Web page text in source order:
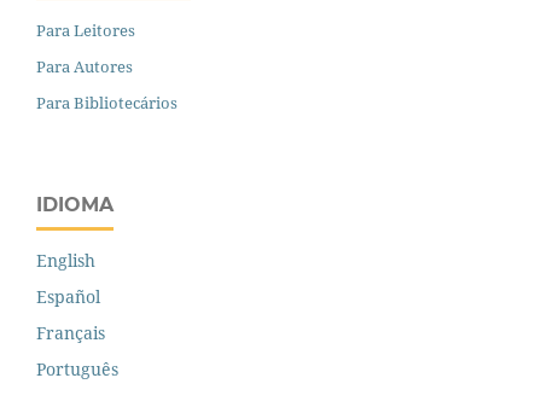
Para Leitores
Para Autores
Para Bibliotecários
IDIOMA
English
Español
Français
Português